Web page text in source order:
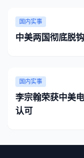
国内实事
中美两国彻底脱
国内实事
李宗翰荣获中美
认可